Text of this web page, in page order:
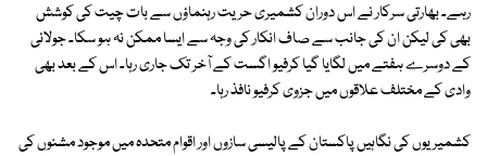
رہے۔ بھارتی سرکار نے اس دوران کشمیری حریت رہنماؤں سے بات چیت کی کوشش
بھی کی لیکن ان کی جانب سے صاف انکار کی وجہ سے ایسا ممکن نہ ہو سکا۔ جولائی
کے دوسرے ہفتے میں لگایا گیا کرفیو اگست کے آخر تک جاری رہا۔ اس کے بعد بھی
وادی کے مختلف علاقوں میں جزوی کرفیو نافذ رہا۔
کشمیریوں کی نگاہیں پاکستان کے پالیسی سازوں اور اقوام متحدہ میں موجود مشنوں کی